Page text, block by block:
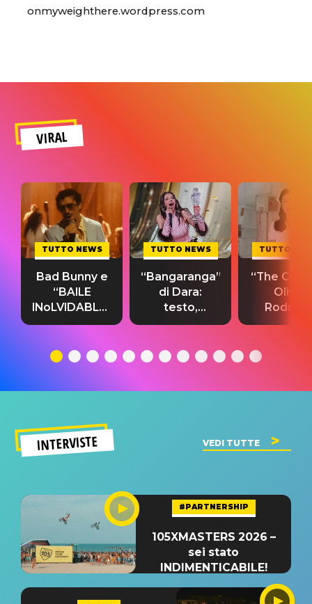
onmyweighthere.wordpress.com
VIRAL
TUTTO NEWS
Bad Bunny e
“BAILE
INoLVIDABLE”:
testo,
significato
TUTTO NEWS
“Bangaranga”
di Dara:
testo,
traduzione e
del singolo
TUTTO
“The
Olivia
testo,
INTERVISTE VEDI TUTTE
#PARTNERSHIP
105XMASTERS 2026 –
sei stato
INDIMENTICABILE!